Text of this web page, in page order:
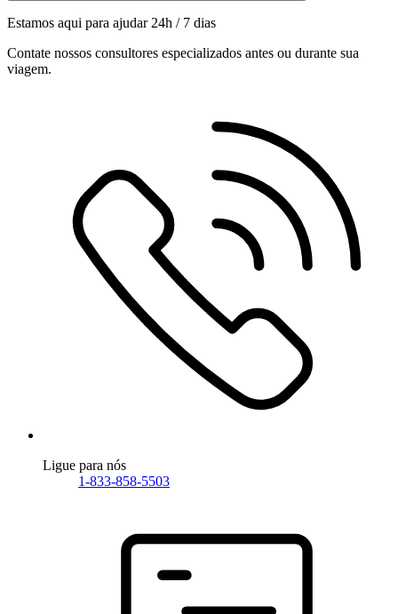
Estamos aqui para ajudar 24h / 7 dias
Contate nossos consultores especializados antes ou durante sua
viagem.
Ligue para nós
1-833-858-5503